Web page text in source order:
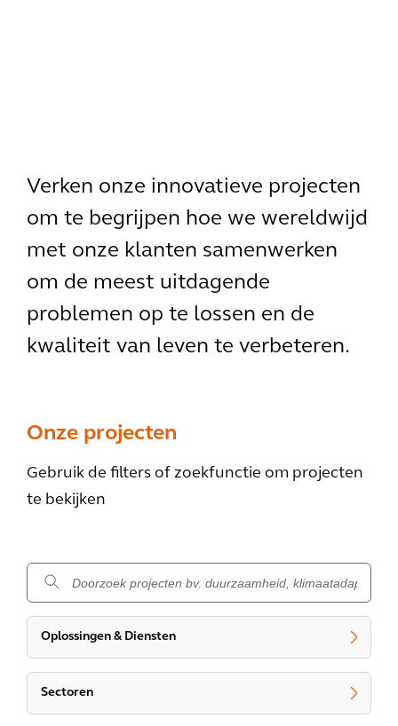
Verken onze innovatieve projecten
om te begrijpen hoe we wereldwijd
met onze klanten samenwerken
om de meest uitdagende
problemen op te lossen en de
kwaliteit van leven te verbeteren.
Onze projecten
Gebruik de filters of zoekfunctie om projecten
te bekijken
Oplossingen & Diensten
Sectoren